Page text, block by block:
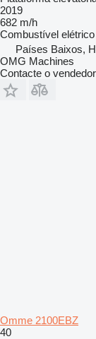
2019
682 m/h
Combustível elétrico
Países Baixos,
OMG Machines
Contacte o vendedor
Omme 2100EBZ
40